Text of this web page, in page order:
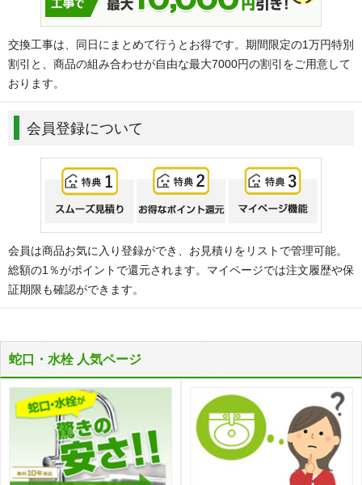
交換工事は、同日にまとめて行うとお得です。期間限定の1万円特別
割引と、商品の組み合わせが自由な最大7000円の割引をご用意して
おります。
会員登録について
会員は商品お気に入り登録ができ、お見積りをリストで管理可能。
総額の1％がポイントで還元されます。マイページでは注文履歴や保
証期限も確認ができます。
蛇口・水栓 人気ページ